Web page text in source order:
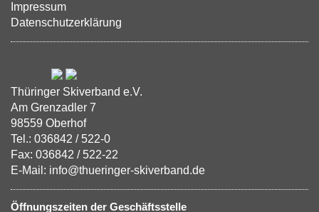
Impressum
Datenschutzerklärung
Thüringer Skiverband e.V.
Am Grenzadler 7
98559 Oberhof
Tel.: 036842 / 522-0
Fax: 036842 / 522-22
E-Mail: info@thueringer-skiverband.de
Öffnungszeiten der Geschäftsstelle